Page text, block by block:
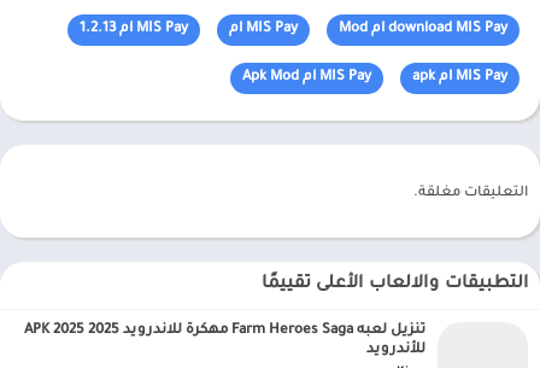
download MIS Pay ام Mod MIS Pay ام MIS Pay ام 1.2.13
MIS Pay ام apk MIS Pay ام Apk Mod
التعليقات مغلقة.
التطبيقات والالعاب الأعلى تقييمًا
تنزيل لعبه Farm Heroes Saga مهكرة للاندرويد APK 2025 2025
للأندرويد